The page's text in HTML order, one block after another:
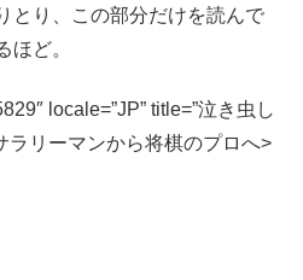
とり、この部分だけを読んで
ほど。
locale=”JP” title=”泣き虫し
ラリーマンから将棋のプロへ>